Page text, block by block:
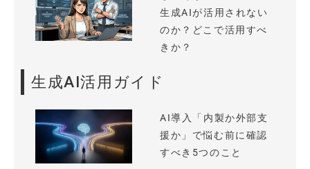
生成AIが活用されない
のか？どこで活用すべ
きか？
生成AI活用ガイド
AI導入「内製か外部支
援か」で悩む前に確認
すべき5つのこと